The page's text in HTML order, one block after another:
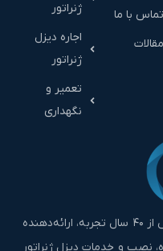
تماس با ما
مقالات
ژنراتور
اجاره دیزل
ژنراتور
تعمیر و
نگهداری
گروه فنی مهندسی فرجام ژنراتور با بیش از ۴۰ سال تجربه، ارائه‌دهنده
نصب و خدمات دیزل ژنراتور